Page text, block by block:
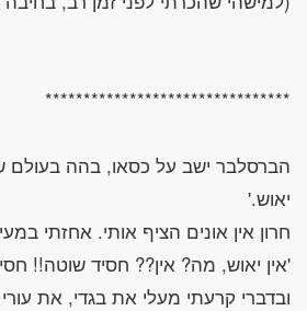
הברסלבר ישב על כסאו, בהה בעולם
ובדברי קרעתי מעלי את בגדי, את עורי